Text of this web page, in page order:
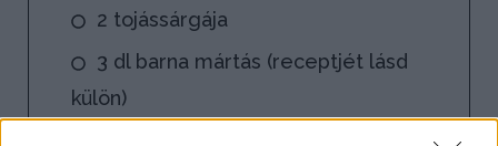
2 tojássárgája
3 dl barna mártás (receptjét lásd
külön)